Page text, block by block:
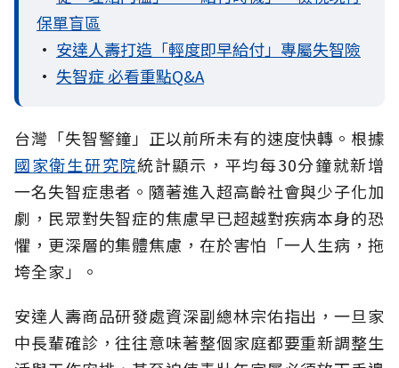
保單盲區
• 安達人壽打造「輕度即早給付」專屬失智險
• 失智症 必看重點Q&A
台灣「失智警鐘」正以前所未有的速度快轉。根據
國家衛生研究院統計顯示，平均每30分鐘就新增
一名失智症患者。隨著進入超高齡社會與少子化加
劇，民眾對失智症的焦慮早已超越對疾病本身的恐
懼，更深層的集體焦慮，在於害怕「一人生病，拖
垮全家」。
安達人壽商品研發處資深副總林宗佑指出，一旦家
中長輩確診，往往意味著整個家庭都要重新調整生